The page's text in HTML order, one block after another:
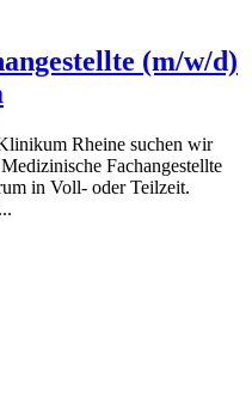
(m/w/d)
Rheine suchen wir
Fachangestellte
in Voll- oder Teilzeit.